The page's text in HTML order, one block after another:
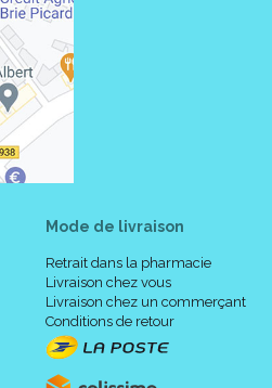
Mode de livraison
Retrait dans la pharmacie
Livraison chez vous
Livraison chez un commerçant
Conditions de retour